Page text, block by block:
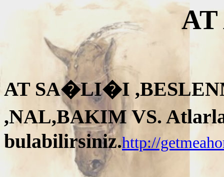
AT SA�LI�I
,NAL,BAKIM VS.
bulabilirsiniz.http://